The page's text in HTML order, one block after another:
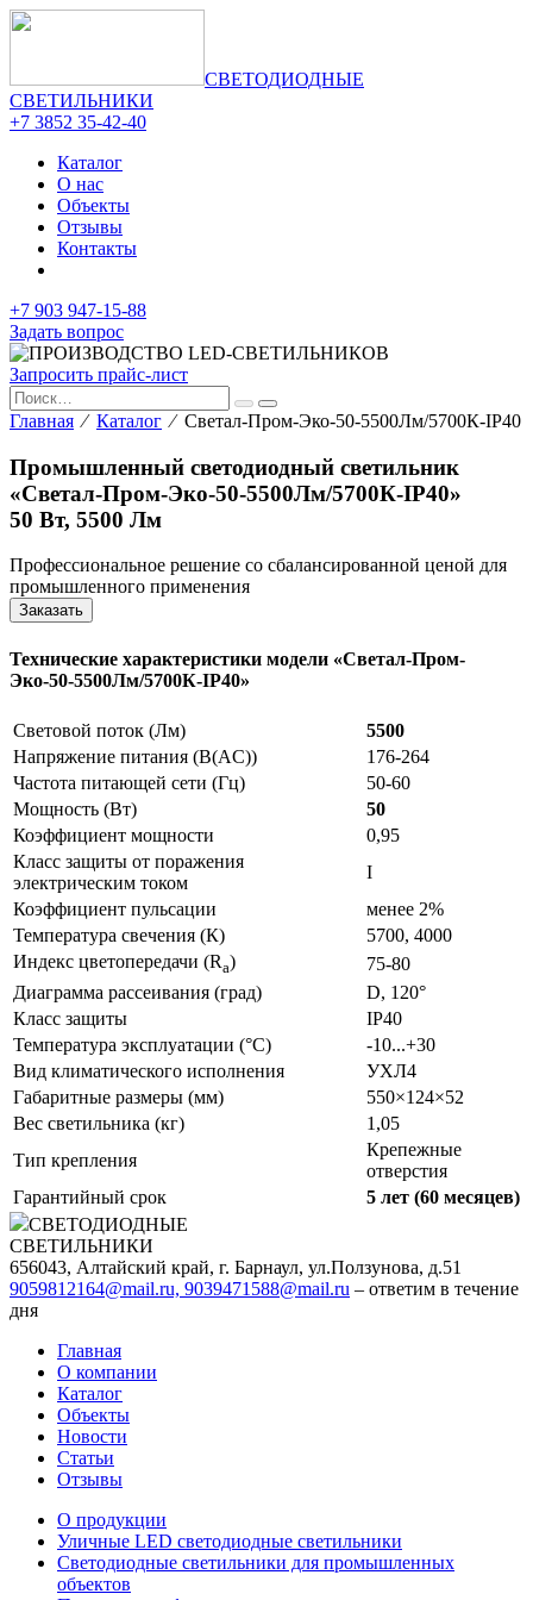
СВЕТОДИОДНЫЕ
СВЕТИЛЬНИКИ
+7 3852 35-42-40
Каталог
О нас
Объекты
Отзывы
Контакты
+7 903 947-15-88
Задать вопрос
Запросить прайс-лист
Главная ⁄ Каталог ⁄ Светал-Пром-Эко-50-5500Лм/5700К-IP40
Промышленный светодиодный светильник
«Светал-Пром-Эко-50-5500Лм/5700К-IP40»
50 Вт, 5500 Лм
Профессиональное решение со сбалансированной ценой для
промышленного применения
Технические характеристики модели «Светал-Пром-
Эко-50-5500Лм/5700К-IP40»
Световой поток (Лм)
5500
Напряжение питания (В(AC))
176-264
Частота питающей сети (Гц)
50-60
Мощность (Вт)
50
Коэффициент мощности
0,95
Класс защиты от поражения
электрическим током
I
Коэффициент пульсации
менее 2%
Температура свечения (К)
5700, 4000
Индекс цветопередачи (Ra)
75-80
Диаграмма рассеивания (град)
D, 120°
Класс защиты
IP40
Температура эксплуатации (°С)
-10...+30
Вид климатического исполнения
УХЛ4
Габаритные размеры (мм)
550×124×52
Вес светильника (кг)
1,05
Тип крепления
Крепежные
отверстия
Гарантийный срок
5 лет (60 месяцев)
СВЕТОДИОДНЫЕ
СВЕТИЛЬНИКИ
656043, Алтайский край, г. Барнаул, ул.Ползунова, д.51
9059812164@mail.ru, 9039471588@mail.ru – ответим в течение
дня
Главная
О компании
Каталог
Объекты
Новости
Статьи
Отзывы
О продукции
Уличные LED светодиодные светильники
Светодиодные светильники для промышленных
объектов